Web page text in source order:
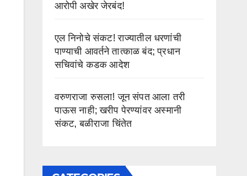
आरोपी अखेर जेरबंद!
एल निनोचे संकट! राज्यातील धरणांची
पाण्याची आवर्तने तात्काळ बंद; प्रधान
सचिवांचे कडक आदेश
वरुणराजा रुसला! जून संपत आला तरी
पाऊस नाही; खरीप पेरण्यांवर अस्मानी
संकट, बळीराजा चिंतेत